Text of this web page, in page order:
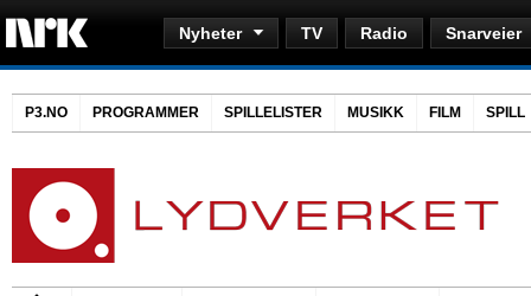
Nyheter TV Radio Snarveier
P3.NO PROGRAMMER SPILLELISTER MUSIKK FILM SPILL